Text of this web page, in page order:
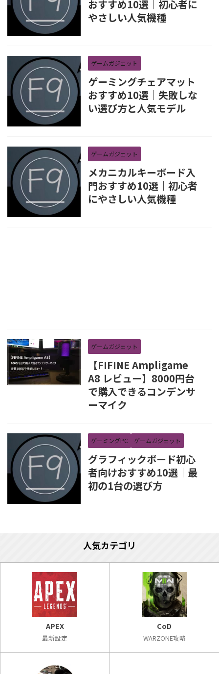
おすすめ10選｜初心者に
やさしい人気機種
ゲームガジェット
ゲーミングチェアマット
おすすめ10選｜失敗しな
い選び方と人気モデル
ゲームガジェット
メカニカルキーボード入
門おすすめ10選｜初心者
にやさしい人気機種
ゲームガジェット
【FIFINE Ampligame
A8 レビュー】8000円台
で購入できるコンデンサ
ーマイク
ゲーミングPC ゲームガジェット
グラフィックボード初心
者向けおすすめ10選｜最
初の1台の選び方
人気カテゴリ
APEX
最新設定
CoD
WARZONE攻略